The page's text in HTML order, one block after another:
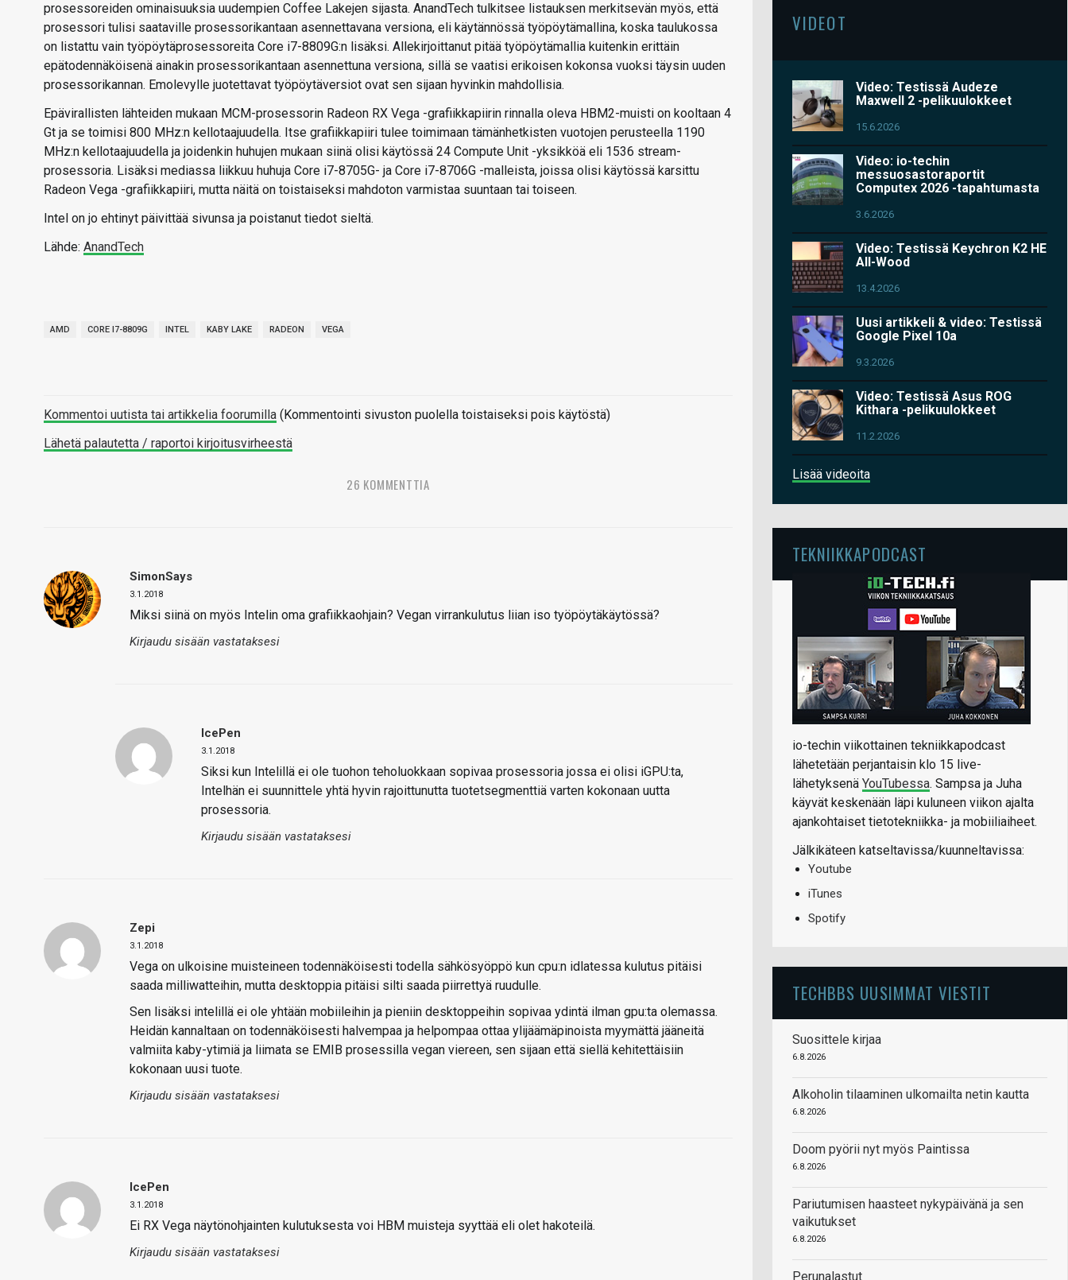
prosessoreiden ominaisuuksia uudempien Coffee Lakejen sijasta. AnandTech tulkitsee listauksen merkitsevän myös, että
prosessori tulisi saataville prosessorikantaan asennettavana versiona, eli käytännössä työpöytämallina, koska taulukossa
on listattu vain työpöytäprosessoreita Core i7-8809G:n lisäksi. Allekirjoittanut pitää työpöytämallia kuitenkin erittäin
epätodennäköisenä ainakin prosessorikantaan asennettuna versiona, sillä se vaatisi erikoisen kokonsa vuoksi täysin uuden
prosessorikannan. Emolevylle juotettavat työpöytäversiot ovat sen sijaan hyvinkin mahdollisia.
Epävirallisten lähteiden mukaan MCM-prosessorin Radeon RX Vega -grafiikkapiirin rinnalla oleva HBM2-muisti on kooltaan 4
Gt ja se toimisi 800 MHz:n kellotaajuudella. Itse grafiikkapiiri tulee toimimaan tämänhetkisten vuotojen perusteella 1190
MHz:n kellotaajuudella ja joidenkin huhujen mukaan siinä olisi käytössä 24 Compute Unit -yksikköä eli 1536 stream-
prosessoria. Lisäksi mediassa liikkuu huhuja Core i7-8705G- ja Core i7-8706G -malleista, joissa olisi käytössä karsittu
Radeon Vega -grafiikkapiiri, mutta näitä on toistaiseksi mahdoton varmistaa suuntaan tai toiseen.
Intel on jo ehtinyt päivittää sivunsa ja poistanut tiedot sieltä.
Lähde: AnandTech
AMD CORE I7-8809G INTEL KABY LAKE RADEON VEGA
Kommentoi uutista tai artikkelia foorumilla (Kommentointi sivuston puolella toistaiseksi pois käytöstä)
Lähetä palautetta / raportoi kirjoitusvirheestä
26 KOMMENTTIA
SimonSays
3.1.2018
Miksi siinä on myös Intelin oma grafiikkaohjain? Vegan virrankulutus liian iso työpöytäkäytössä?
Kirjaudu sisään vastataksesi
IcePen
3.1.2018
Siksi kun Intelillä ei ole tuohon teholuokkaan sopivaa prosessoria jossa ei olisi iGPU:ta,
Intelhän ei suunnittele yhtä hyvin rajoittunutta tuotetsegmenttiä varten kokonaan uutta
prosessoria.
Kirjaudu sisään vastataksesi
Zepi
3.1.2018
Vega on ulkoisine muisteineen todennäköisesti todella sähkösyöppö kun cpu:n idlatessa kulutus pitäisi
saada milliwatteihin, mutta desktoppia pitäisi silti saada piirrettyä ruudulle.
Sen lisäksi intelillä ei ole yhtään mobiileihin ja pieniin desktoppeihin sopivaa ydintä ilman gpu:ta olemassa.
Heidän kannaltaan on todennäköisesti halvempaa ja helpompaa ottaa ylijäämäpinoista myymättä jääneitä
valmiita kaby-ytimiä ja liimata se EMIB prosessilla vegan viereen, sen sijaan että siellä kehitettäisiin
kokonaan uusi tuote.
Kirjaudu sisään vastataksesi
IcePen
3.1.2018
Ei RX Vega näytönohjainten kulutuksesta voi HBM muisteja syyttää eli olet hakoteilä.
Kirjaudu sisään vastataksesi
VIDEOT
Video: Testissä Audeze
Maxwell 2 -pelikuulokkeet
15.6.2026
Video: io-techin
messuosastoraportit
Computex 2026 -tapahtumasta
3.6.2026
Video: Testissä Keychron K2 HE
All-Wood
13.4.2026
Uusi artikkeli & video: Testissä
Google Pixel 10a
9.3.2026
Video: Testissä Asus ROG
Kithara -pelikuulokkeet
11.2.2026
Lisää videoita
TEKNIIKKAPODCAST
io-techin viikottainen tekniikkapodcast
lähetetään perjantaisin klo 15 live-
lähetyksenä YouTubessa. Sampsa ja Juha
käyvät keskenään läpi kuluneen viikon ajalta
ajankohtaiset tietotekniikka- ja mobiiliaiheet.
Jälkikäteen katseltavissa/kuunneltavissa:
Youtube
iTunes
Spotify
TECHBBS UUSIMMAT VIESTIT
Suosittele kirjaa
6.8.2026
Alkoholin tilaaminen ulkomailta netin kautta
6.8.2026
Doom pyörii nyt myös Paintissa
6.8.2026
Pariutumisen haasteet nykypäivänä ja sen
vaikutukset
6.8.2026
Perunalastut